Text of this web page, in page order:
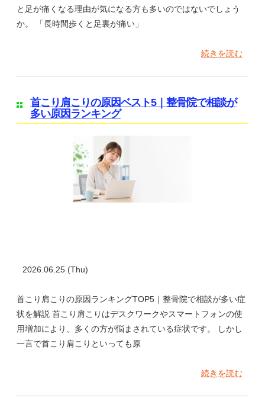
と足が痛くなる理由が気になる方も多いのではないでしょう
か。 「長時間歩くと足裏が痛い」
続きを読む
首こり肩こりの原因ベスト5｜整骨院で相談が
多い原因ランキング
2026.06.25 (Thu)
首こり肩こりの原因ランキングTOP5｜整骨院で相談が多い症
状を解説 首こり肩こりはデスクワークやスマートフォンの使
用増加により、多くの方が悩まされている症状です。 しかし
一言で首こり肩こりといっても原
続きを読む